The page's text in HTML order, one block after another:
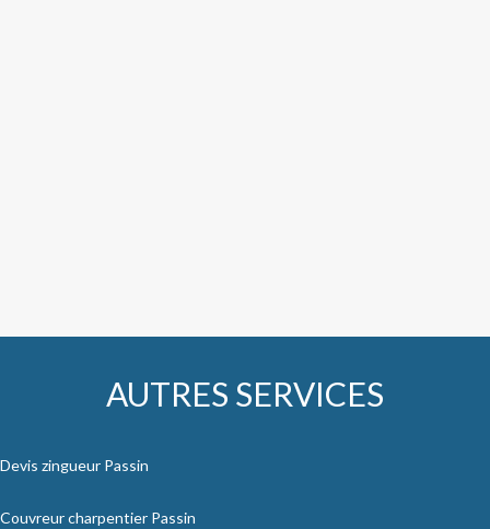
AUTRES SERVICES
Devis zingueur Passin
Couvreur charpentier Passin